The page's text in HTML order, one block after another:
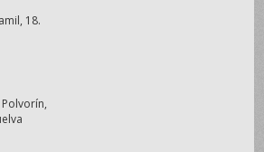
18.